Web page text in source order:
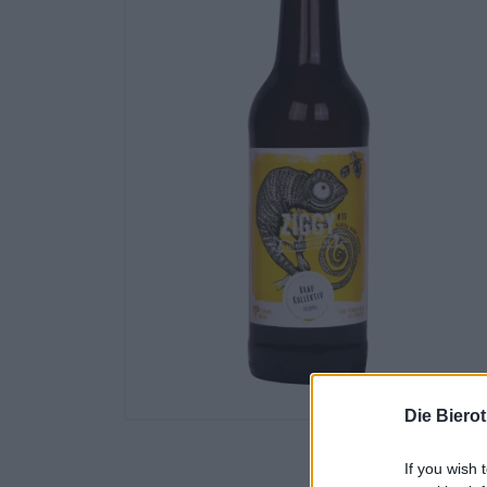
Die
If you wish